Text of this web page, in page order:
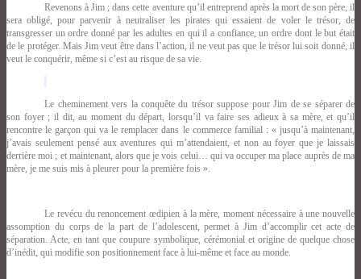
Revenons à Jim ; dans cette aventure qu’il entreprend après la mort de son père, il
sera obligé, pour parvenir à neutraliser les pirates qui essaient de voler le trésor, de
transgresser un ordre donné par les adultes en qui il a confiance, un ordre dont le but était
de le protéger. Mais Jim veut être dans l’action, il ne veut pas que le trésor lui soit donné, il
veut le conquérir, même si c’est au risque de sa vie.
Le cheminement vers la conquête du trésor suppose pour Jim de se séparer de
son foyer ; il dit, au moment du départ, lorsqu’il va faire ses adieux à sa mère, et qu’il
rencontre le garçon qui va le remplacer dans le commerce familial : « jusqu’à maintenant,
j’avais seulement pensé aux aventures qui m’attendaient, et non au foyer que je laissais
derrière moi ; et maintenant, alors que je vois celui… qui va occuper ma place auprès de ma
mère, je me suis mis à pleurer pour la première fois ».
Le revécu du renoncement œdipien à la mère, moment nécessaire à une nouvelle
assomption du corps de la part de l’adolescent, permet à Jim d’accomplir cet acte de
séparation. Acte, en tant que coupure symbolique, cérémonial et origine de quelque chose
d’inédit, qui modifie son positionnement face à lui-même et face au monde.